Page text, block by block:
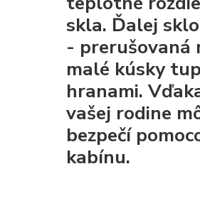
skla. Ďalej
- prerušovaná
malé kúsky
hranami.
vašej rodine
bezpečí
kabínu.